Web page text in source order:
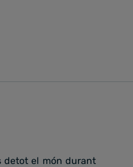
detot el món durant